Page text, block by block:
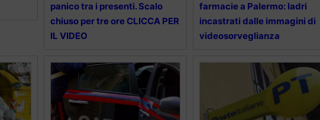
panico tra i presenti. Scalo
chiuso per tre ore CLICCA PER
IL VIDEO
farmacie a Palermo: ladri
incastrati dalle immagini di
videosorveglianza